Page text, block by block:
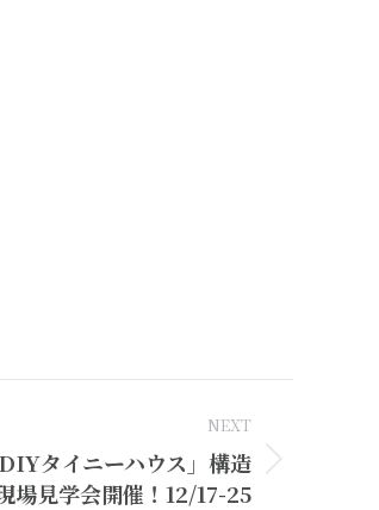
NEXT
タイニーハウス」構造
場見学会開催！12/17-25